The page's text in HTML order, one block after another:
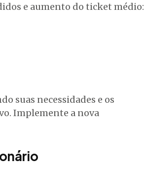
e aumento do ticket médio:
suas necessidades e os
Implemente a nova